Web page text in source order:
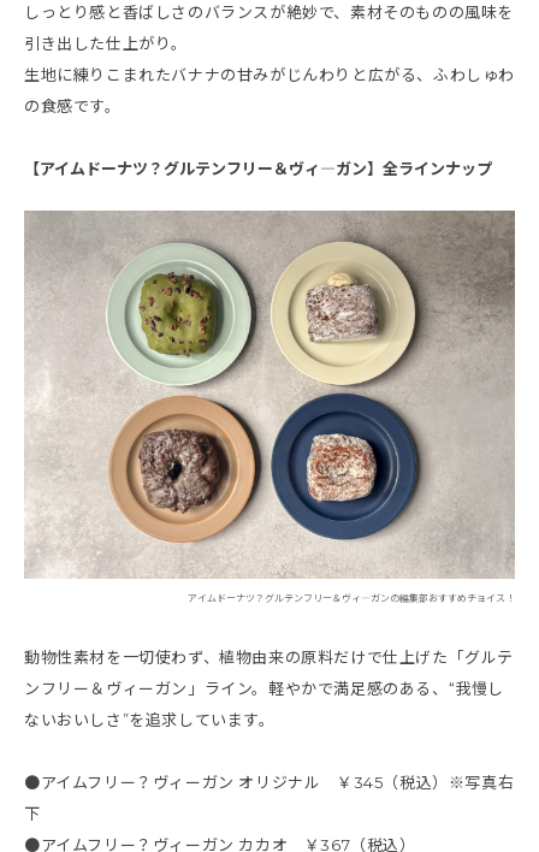
しっとり感と香ばしさのバランスが絶妙で、素材そのものの風味を
引き出した仕上がり。
生地に練りこまれたバナナの甘みがじんわりと広がる、ふわしゅわ
の食感です。
【アイムドーナツ？グルテンフリー＆ヴィ―ガン】全ラインナップ
アイムドーナツ？グルテンフリー＆ヴィ―ガンの編集部おすすめチョイス！
動物性素材を一切使わず、植物由来の原料だけで仕上げた「グルテ
ンフリー＆ヴィーガン」ライン。軽やかで満足感のある、“我慢し
ないおいしさ”を追求しています。
●アイムフリー？ヴィーガン オリジナル ￥345（税込）※写真右
下
●アイムフリー？ヴィーガン カカオ ￥367（税込）